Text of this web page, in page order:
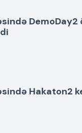
DemoDay2
Hakaton2